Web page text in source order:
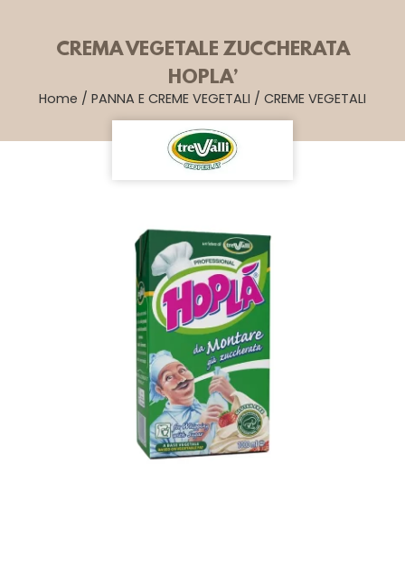
CREMA VEGETALE ZUCCHERATA
HOPLA’
Home / PANNA E CREME VEGETALI / CREME VEGETALI